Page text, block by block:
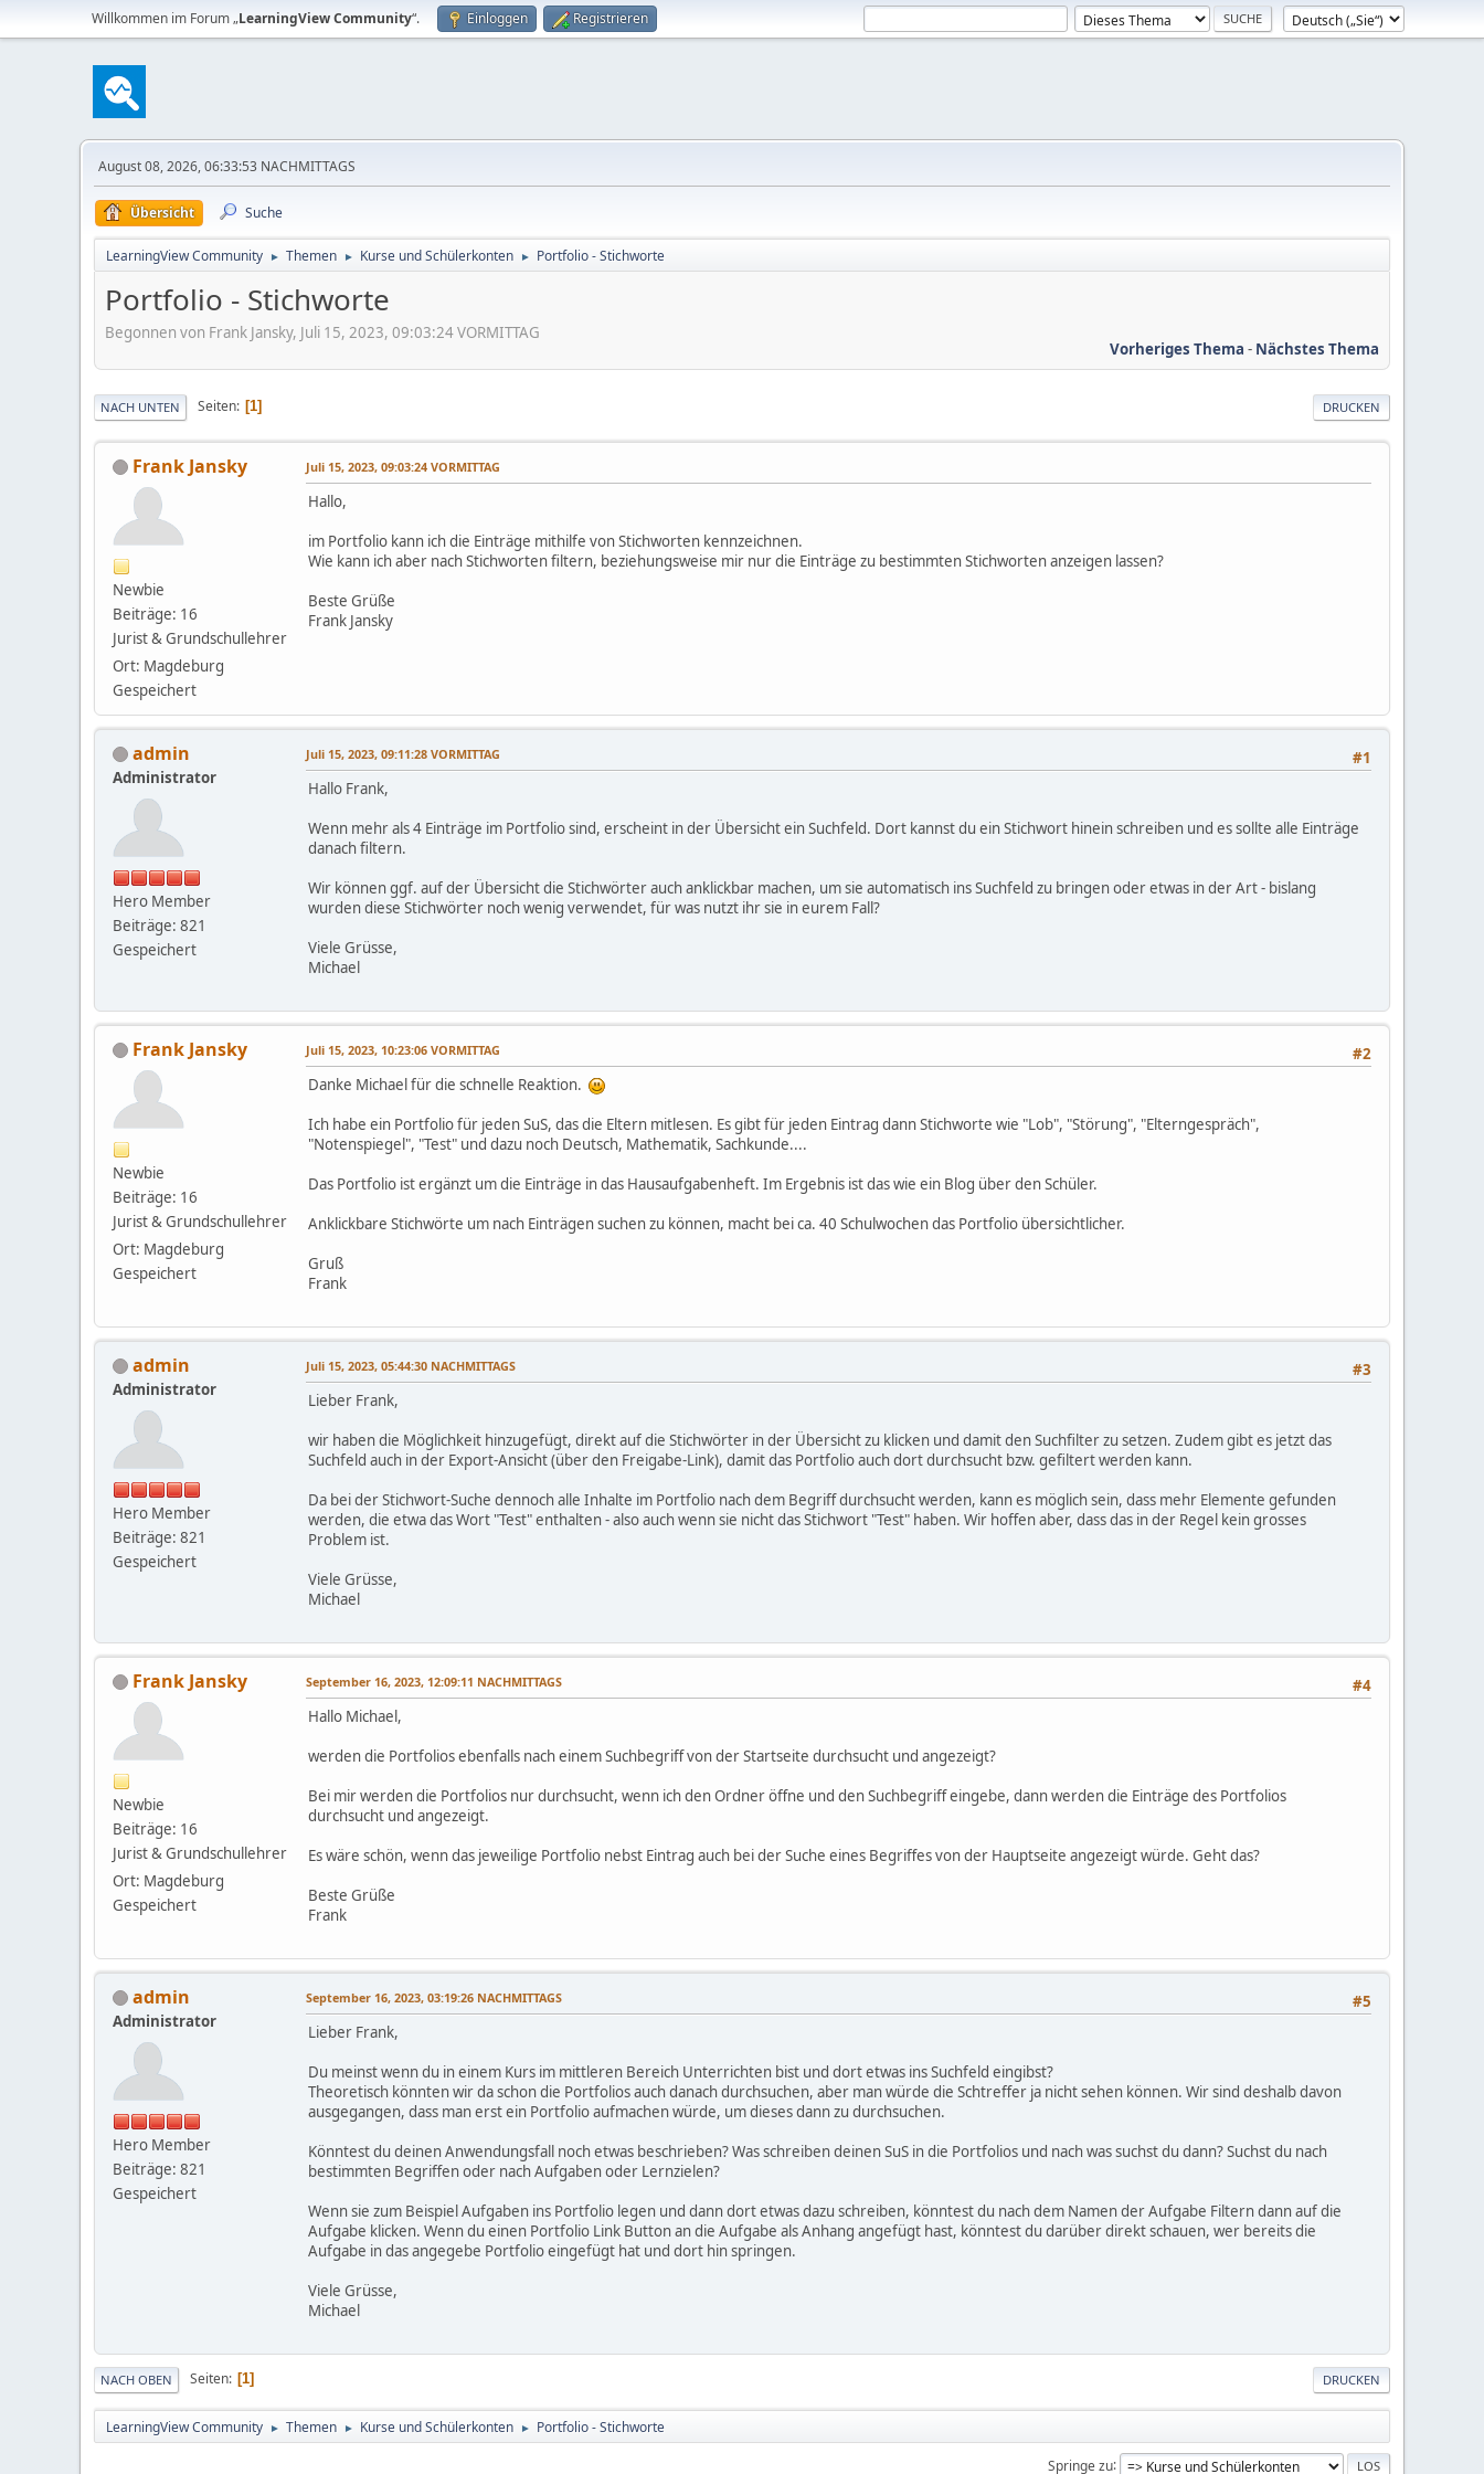
Willkommen im Forum „LearningView Community“. Einloggen Registrieren
August 08, 2026, 06:33:53 NACHMITTAGS
Übersicht Suche
LearningView Community ► Themen ► Kurse und Schülerkonten ► Portfolio - Stichworte
Portfolio - Stichworte
Begonnen von Frank Jansky, Juli 15, 2023, 09:03:24 VORMITTAG
Vorheriges Thema - Nächstes Thema
DRUCKEN
NACH UNTEN Seiten 1
Frank Jansky
Newbie
Beiträge: 16
Jurist & Grundschullehrer
Ort: Magdeburg
Gespeichert
Juli 15, 2023, 09:03:24 VORMITTAG
Hallo,
im Portfolio kann ich die Einträge mithilfe von Stichworten kennzeichnen.
Wie kann ich aber nach Stichworten filtern, beziehungsweise mir nur die Einträge zu bestimmten Stichworten anzeigen lassen?
Beste Grüße
Frank Jansky
admin
Administrator
Hero Member
Beiträge: 821
Gespeichert
#1
Juli 15, 2023, 09:11:28 VORMITTAG
Hallo Frank,
Wenn mehr als 4 Einträge im Portfolio sind, erscheint in der Übersicht ein Suchfeld. Dort kannst du ein Stichwort hinein schreiben und es sollte alle Einträge
danach filtern.
Wir können ggf. auf der Übersicht die Stichwörter auch anklickbar machen, um sie automatisch ins Suchfeld zu bringen oder etwas in der Art - bislang
wurden diese Stichwörter noch wenig verwendet, für was nutzt ihr sie in eurem Fall?
Viele Grüsse,
Michael
Frank Jansky
Newbie
Beiträge: 16
Jurist & Grundschullehrer
Ort: Magdeburg
Gespeichert
#2
Juli 15, 2023, 10:23:06 VORMITTAG
Danke Michael für die schnelle Reaktion.
Ich habe ein Portfolio für jeden SuS, das die Eltern mitlesen. Es gibt für jeden Eintrag dann Stichworte wie "Lob", "Störung", "Elterngespräch",
"Notenspiegel", "Test" und dazu noch Deutsch, Mathematik, Sachkunde....
Das Portfolio ist ergänzt um die Einträge in das Hausaufgabenheft. Im Ergebnis ist das wie ein Blog über den Schüler.
Anklickbare Stichwörte um nach Einträgen suchen zu können, macht bei ca. 40 Schulwochen das Portfolio übersichtlicher.
Gruß
Frank
admin
Administrator
Hero Member
Beiträge: 821
Gespeichert
#3
Juli 15, 2023, 05:44:30 NACHMITTAGS
Lieber Frank,
wir haben die Möglichkeit hinzugefügt, direkt auf die Stichwörter in der Übersicht zu klicken und damit den Suchfilter zu setzen. Zudem gibt es jetzt das
Suchfeld auch in der Export-Ansicht (über den Freigabe-Link), damit das Portfolio auch dort durchsucht bzw. gefiltert werden kann.
Da bei der Stichwort-Suche dennoch alle Inhalte im Portfolio nach dem Begriff durchsucht werden, kann es möglich sein, dass mehr Elemente gefunden
werden, die etwa das Wort "Test" enthalten - also auch wenn sie nicht das Stichwort "Test" haben. Wir hoffen aber, dass das in der Regel kein grosses
Problem ist.
Viele Grüsse,
Michael
Frank Jansky
Newbie
Beiträge: 16
Jurist & Grundschullehrer
Ort: Magdeburg
Gespeichert
#4
September 16, 2023, 12:09:11 NACHMITTAGS
Hallo Michael,
werden die Portfolios ebenfalls nach einem Suchbegriff von der Startseite durchsucht und angezeigt?
Bei mir werden die Portfolios nur durchsucht, wenn ich den Ordner öffne und den Suchbegriff eingebe, dann werden die Einträge des Portfolios
durchsucht und angezeigt.
Es wäre schön, wenn das jeweilige Portfolio nebst Eintrag auch bei der Suche eines Begriffes von der Hauptseite angezeigt würde. Geht das?
Beste Grüße
Frank
admin
Administrator
Hero Member
Beiträge: 821
Gespeichert
#5
September 16, 2023, 03:19:26 NACHMITTAGS
Lieber Frank,
Du meinst wenn du in einem Kurs im mittleren Bereich Unterrichten bist und dort etwas ins Suchfeld eingibst?
Theoretisch könnten wir da schon die Portfolios auch danach durchsuchen, aber man würde die Schtreffer ja nicht sehen können. Wir sind deshalb davon
ausgegangen, dass man erst ein Portfolio aufmachen würde, um dieses dann zu durchsuchen.
Könntest du deinen Anwendungsfall noch etwas beschrieben? Was schreiben deinen SuS in die Portfolios und nach was suchst du dann? Suchst du nach
bestimmten Begriffen oder nach Aufgaben oder Lernzielen?
Wenn sie zum Beispiel Aufgaben ins Portfolio legen und dann dort etwas dazu schreiben, könntest du nach dem Namen der Aufgabe Filtern dann auf die
Aufgabe klicken. Wenn du einen Portfolio Link Button an die Aufgabe als Anhang angefügt hast, könntest du darüber direkt schauen, wer bereits die
Aufgabe in das angegebe Portfolio eingefügt hat und dort hin springen.
Viele Grüsse,
Michael
DRUCKEN
NACH OBEN Seiten 1
LearningView Community ► Themen ► Kurse und Schülerkonten ► Portfolio - Stichworte
Springe zu